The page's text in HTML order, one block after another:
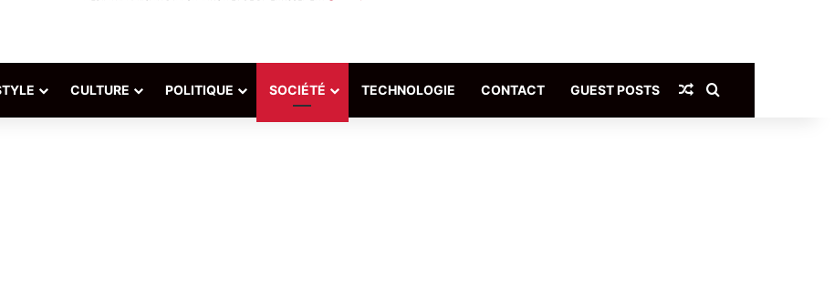
CULTURE POLITIQUE SOCIÉTÉ TECHNOLOGIE CONTACT GUEST POSTS Article Aléatoire